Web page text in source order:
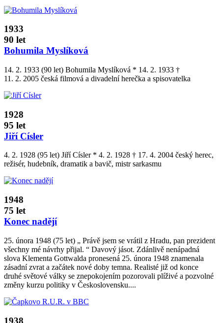
1933
90 let
Bohumila Myslíková
14. 2. 1933 (90 let) Bohumila Myslíková * 14. 2. 1933 †
11. 2. 2005 česká filmová a divadelní herečka a spisovatelka
1928
95 let
Jiří Císler
4. 2. 1928 (95 let) Jiří Císler * 4. 2. 1928 † 17. 4. 2004 český herec,
režisér, hudebník, dramatik a bavič, mistr sarkasmu
1948
75 let
Konec nadějí
25. února 1948 (75 let) „ Právě jsem se vrátil z Hradu, pan prezident
všechny mé návrhy přijal. “ Davový jásot. Zdánlivě nenápadná
slova Klementa Gottwalda pronesená 25. února 1948 znamenala
zásadní zvrat a začátek nové doby temna. Realisté již od konce
druhé světové války se znepokojením pozorovali plíživé a pozvolné
změny kurzu politiky v Československu....
1938